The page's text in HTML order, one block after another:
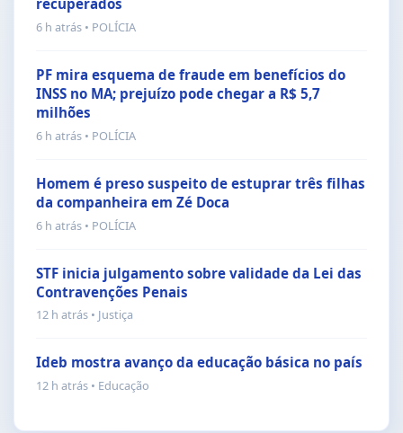
recuperados
6 h atrás • POLÍCIA
PF mira esquema de fraude em benefícios do
INSS no MA; prejuízo pode chegar a R$ 5,7
milhões
6 h atrás • POLÍCIA
Homem é preso suspeito de estuprar três filhas
da companheira em Zé Doca
6 h atrás • POLÍCIA
STF inicia julgamento sobre validade da Lei das
Contravenções Penais
12 h atrás • Justiça
Ideb mostra avanço da educação básica no país
12 h atrás • Educação